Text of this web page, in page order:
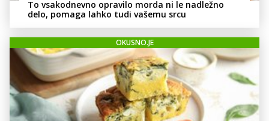
To vsakodnevno opravilo morda ni le nadležno
delo, pomaga lahko tudi vašemu srcu
OKUSNO.JE